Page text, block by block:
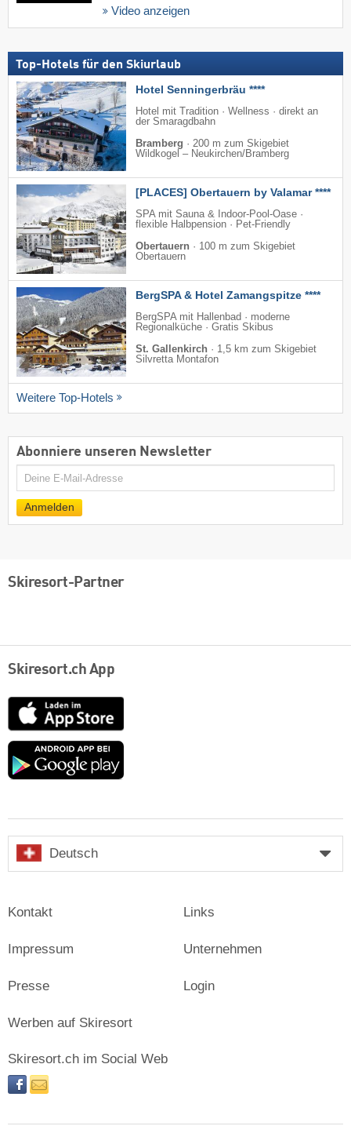
Video anzeigen
Top-Hotels für den Skiurlaub
Hotel Senningerbräu ****
Hotel mit Tradition · Wellness · direkt an
der Smaragdbahn
Bramberg · 200 m zum Skigebiet
Wildkogel – Neukirchen/​Bramberg
[PLACES] Obertauern by Valamar ****
SPA mit Sauna & Indoor-Pool-Oase ·
flexible Halbpension · Pet-Friendly
Obertauern · 100 m zum Skigebiet
Obertauern
BergSPA & Hotel Zamangspitze ****
BergSPA mit Hallenbad · moderne
Regionalküche · Gratis Skibus
St. Gallenkirch · 1,5 km zum Skigebiet
Silvretta Montafon
Weitere Top-Hotels
Abonniere unseren Newsletter
E-
Mail
Anmelden
Skiresort-Partner
Skiresort.ch App
App
Store
Google
Deutsch
Kontakt
Impressum
Presse
Links
Unternehmen
Login
Werben auf Skiresort
Skiresort.ch im Social Web
facebooknewsletter